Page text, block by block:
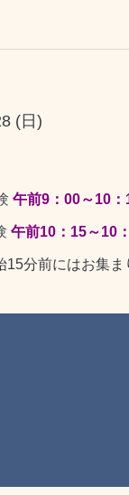
(日)
午前9：00～10：
午前10：15～10
分前にはお集ま